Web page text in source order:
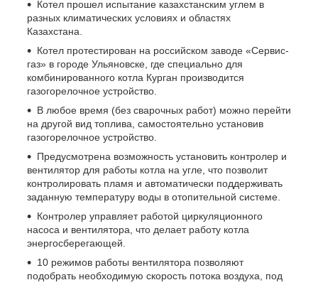
Котел прошел испытание казахстанским углем в
разных климатических условиях и областях
Казахстана.
Котел протестирован на российском заводе «Сервис-
газ» в городе Ульяновскe, где специально для
комбинированного котла Курган производится
газогорелочное устройство.
В любое время (без сварочных работ) можно перейти
на другой вид топлива, самостоятельно установив
газогорелочное устройство.
Предусмотрена возможность установить контролер и
вентилятор для работы котла на угле, что позволит
контролировать пламя и автоматически поддерживать
заданную температуру воды в отопительной системе.
Контролер управляет работой циркуляционного
насоса и вентилятора, что делает работу котла
энергосберегающей.
10 режимов работы вентилятора позволяют
подобрать необходимую скорость потока воздуха, под